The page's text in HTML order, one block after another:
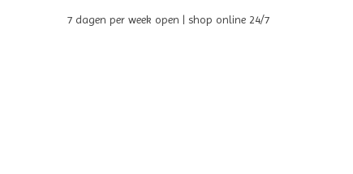
7 dagen per week open | shop online 24/7